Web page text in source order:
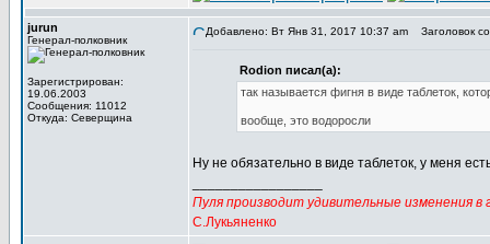
jurun
Генерал-полковник
Зарегистрирован:
19.06.2003
Сообщения: 11012
Откуда: Северщина
Добавлено: Вт Янв 31, 2017 10:37 am Заголовок
Rodion писал(а):
так называется фигня в виде таблеток,
вообще, это водоросли
Ну не обязательно в виде таблеток, у меня
Пуля производит удивительные изменения в
С.Лукьяненко